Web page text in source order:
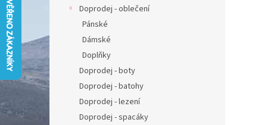
í
a
n
Doprodej - oblečení
Pánské
Dámské
Doplňky
Doprodej - boty
Doprodej - batohy
Doprodej - lezení
Doprodej - spacáky